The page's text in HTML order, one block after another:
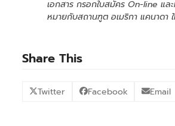
เอกสาร กรอกใบสมัคร On-line แล
หมายกับสถานฑูต อเมริกา แคนาดา
Share This
Twitter Facebook Email